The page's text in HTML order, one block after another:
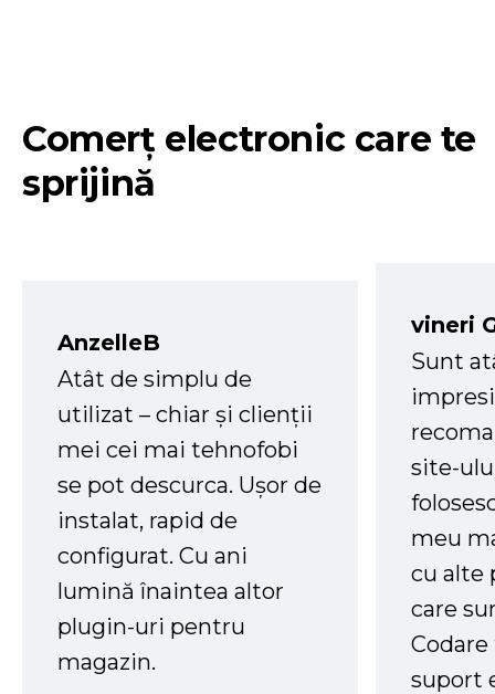
Comerț electronic care te
sprijină
AnzelleB
Atât de simplu de
utilizat – chiar și clienții
mei cei mai tehnofobi
se pot descurca. Ușor de
instalat, rapid de
configurat. Cu ani
lumină înaintea altor
plugin-uri pentru
magazin.
vineri
Sunt
site-
meu
cu alte
care
suport